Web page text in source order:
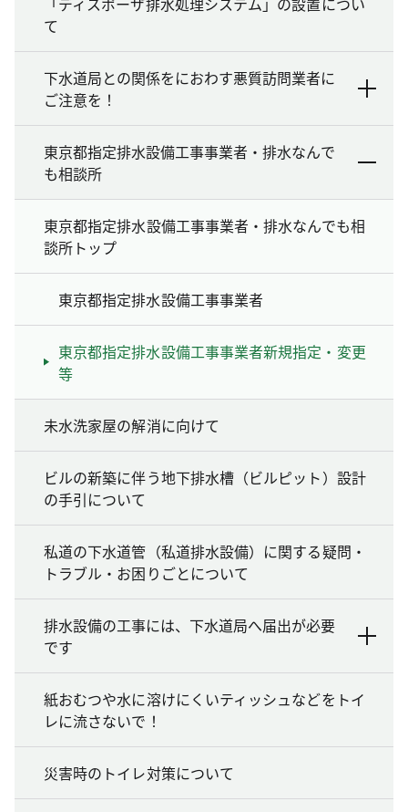
て
下水道局との関係をにおわす悪質訪問業者に
ご注意を！
東京都指定排水設備工事事業者・排水なんで
も相談所
東京都指定排水設備工事事業者・排水なんでも相
談所トップ
東京都指定排水設備工事事業者
東京都指定排水設備工事事業者新規指定・変更
等
未水洗家屋の解消に向けて
ビルの新築に伴う地下排水槽（ビルピット）設計
の手引について
私道の下水道管（私道排水設備）に関する疑問・
トラブル・お困りごとについて
排水設備の工事には、下水道局へ届出が必要
です
紙おむつや水に溶けにくいティッシュなどをトイ
レに流さないで！
災害時のトイレ対策について